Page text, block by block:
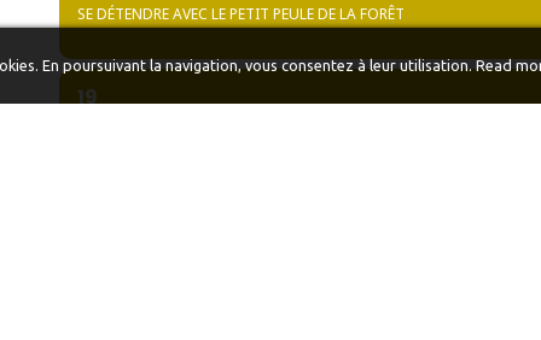
SE DÉTENDRE AVEC LE PETIT PEULE DE LA FORÊT
19
En poursuivant la navigation, vous consentez à leur utilisation.Read